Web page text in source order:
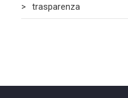
trasparenza